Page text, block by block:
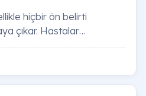
hiçbir ön belirti
çıkar. Hastalar
"yırtılma" hissi ve s…